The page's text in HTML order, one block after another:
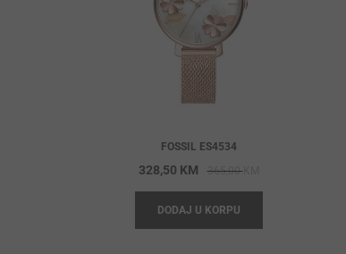
FOSSIL ES4534
365,00KM
price
365,00 KM.
328,50 KM
price
328,50 KM.
DODAJ U KORPU